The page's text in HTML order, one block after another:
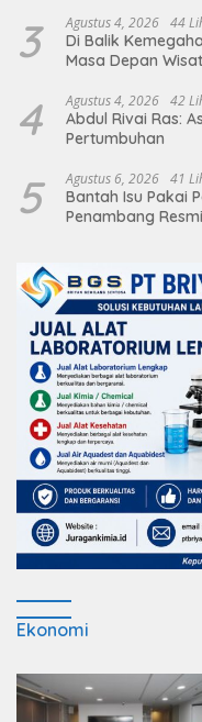
3 Agustus 4, 2026 44
Di Balik
Masa Depan
4 Agustus 4, 2026 42
Abdul Rivai Ras:
Pertumbuhan
5 Agustus 6, 2026 41
Bantah Isu Pakai
Penambang
Ekonomi